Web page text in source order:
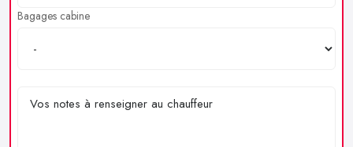
Bagages cabine